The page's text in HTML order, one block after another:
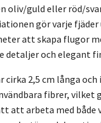
oliv/guld eller röd/
gör varje fjäder
att skapa flugor
detaljer och elegant
cirka 2,5 cm långa
fibrer, vilket
att arbeta med både